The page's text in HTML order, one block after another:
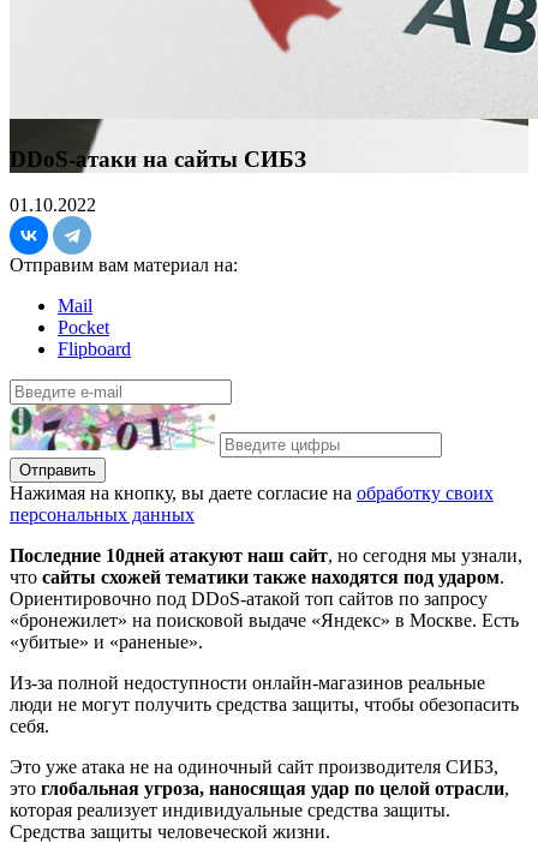
DDoS-атаки на сайты СИБЗ
01.10.2022
Отправим вам материал на:
Mail
Pocket
Flipboard
Отправить
Нажимая на кнопку, вы даете согласие на обработку своих
персональных данных
Последние 10дней атакуют наш сайт, но сегодня мы узнали,
что сайты схожей тематики также находятся под ударом.
Ориентировочно под DDoS-атакой топ сайтов по запросу
«бронежилет» на поисковой выдаче «Яндекс» в Москве. Есть
«убитые» и «раненые».
Из-за полной недоступности онлайн-магазинов реальные
люди не могут получить средства защиты, чтобы обезопасить
себя.
Это уже атака не на одиночный сайт производителя СИБЗ,
это глобальная угроза, наносящая удар по целой отрасли,
которая реализует индивидуальные средства защиты.
Средства защиты человеческой жизни.